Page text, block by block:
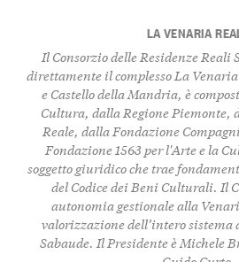
LA VENARIA
Il Consorzio delle Residenze Reali
direttamente il complesso La
e Castello della Mandria, è
Cultura, dalla Regione Piemonte,
Reale, dalla Fondazione
Fondazione 1563 per l'Arte e la
soggetto giuridico che trae
del Codice dei Beni Culturali. Il
autonomia gestionale alla
valorizzazione dell’intero sistema
Sabaude. Il Presidente è Michele